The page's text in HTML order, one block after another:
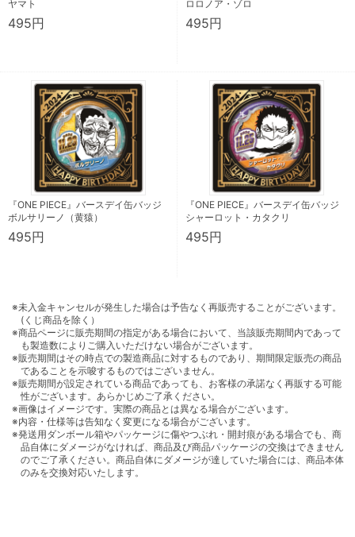
ヤマト
495円
ロロノア・ゾロ
495円
『ONE PIECE』バースデイ缶バッジ
ボルサリーノ（黄猿）
495円
『ONE PIECE』バースデイ缶バッジ
シャーロット・カタクリ
495円
※未入金キャンセルが発生した場合は予告なく再販売することがございます。
(くじ商品を除く）
※商品ページに販売期間の指定がある場合において、当該販売期間内であって
も製造数によりご購入いただけない場合がございます。
※販売期間はその時点での製造商品に対するものであり、期間限定販売の商品
であることを示唆するものではございません。
※販売期間が設定されている商品であっても、お客様の承諾なく再販する可能
性がございます。あらかじめご了承ください。
※画像はイメージです。実際の商品とは異なる場合がございます。
※内容・仕様等は告知なく変更になる場合がございます。
※発送用ダンボール箱やパッケージに傷やつぶれ・開封痕がある場合でも、商
品自体にダメージがなければ、商品及び商品パッケージの交換はできません
のでご了承ください。商品自体にダメージが達していた場合には、商品本体
のみを交換対応いたします。